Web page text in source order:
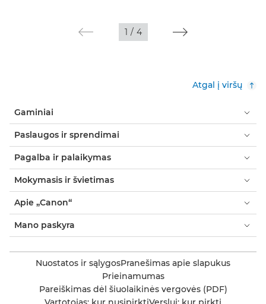
1 / 4
Atgal į viršų
Gaminiai
Paslaugos ir sprendimai
Pagalba ir palaikymas
Mokymasis ir švietimas
Apie „Canon“
Mano paskyra
Nuostatos ir sąlygosPranešimas apie slapukus
Prieinamumas
Pareiškimas dėl šiuolaikinės vergovės (PDF)